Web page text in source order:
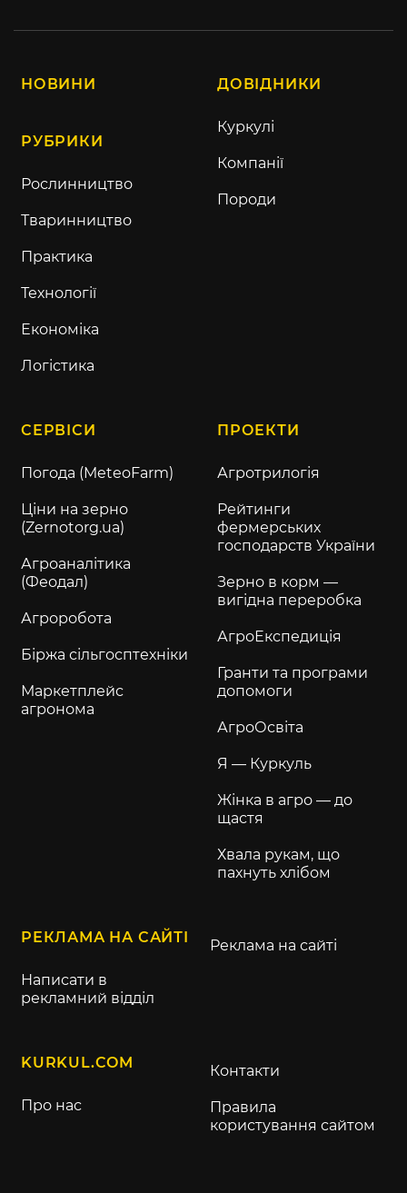
НОВИНИ
РУБРИКИ
Рослинництво
Тваринництво
Практика
Технології
Економіка
Логістика
ДОВІДНИКИ
Куркулі
Компанії
Породи
СЕРВІСИ
Погода (MeteoFarm)
Ціни на зерно
(Zernotorg.ua)
Агроаналітика
(Феодал)
Агроробота
Біржа сільгосптехніки
Маркетплейс
агронома
ПРОЕКТИ
Агротрилогія
Рейтинги
фермерських
господарств України
Зерно в корм —
вигідна переробка
АгроЕкспедиція
Гранти та програми
допомоги
АгроОсвіта
Я — Куркуль
Жінка в агро — до
щастя
Хвала рукам, що
пахнуть хлібом
РЕКЛАМА НА САЙТІ
Написати в
рекламний відділ
Реклама на сайті
KURKUL.COM
Про нас
Контакти
Правила
користування сайтом